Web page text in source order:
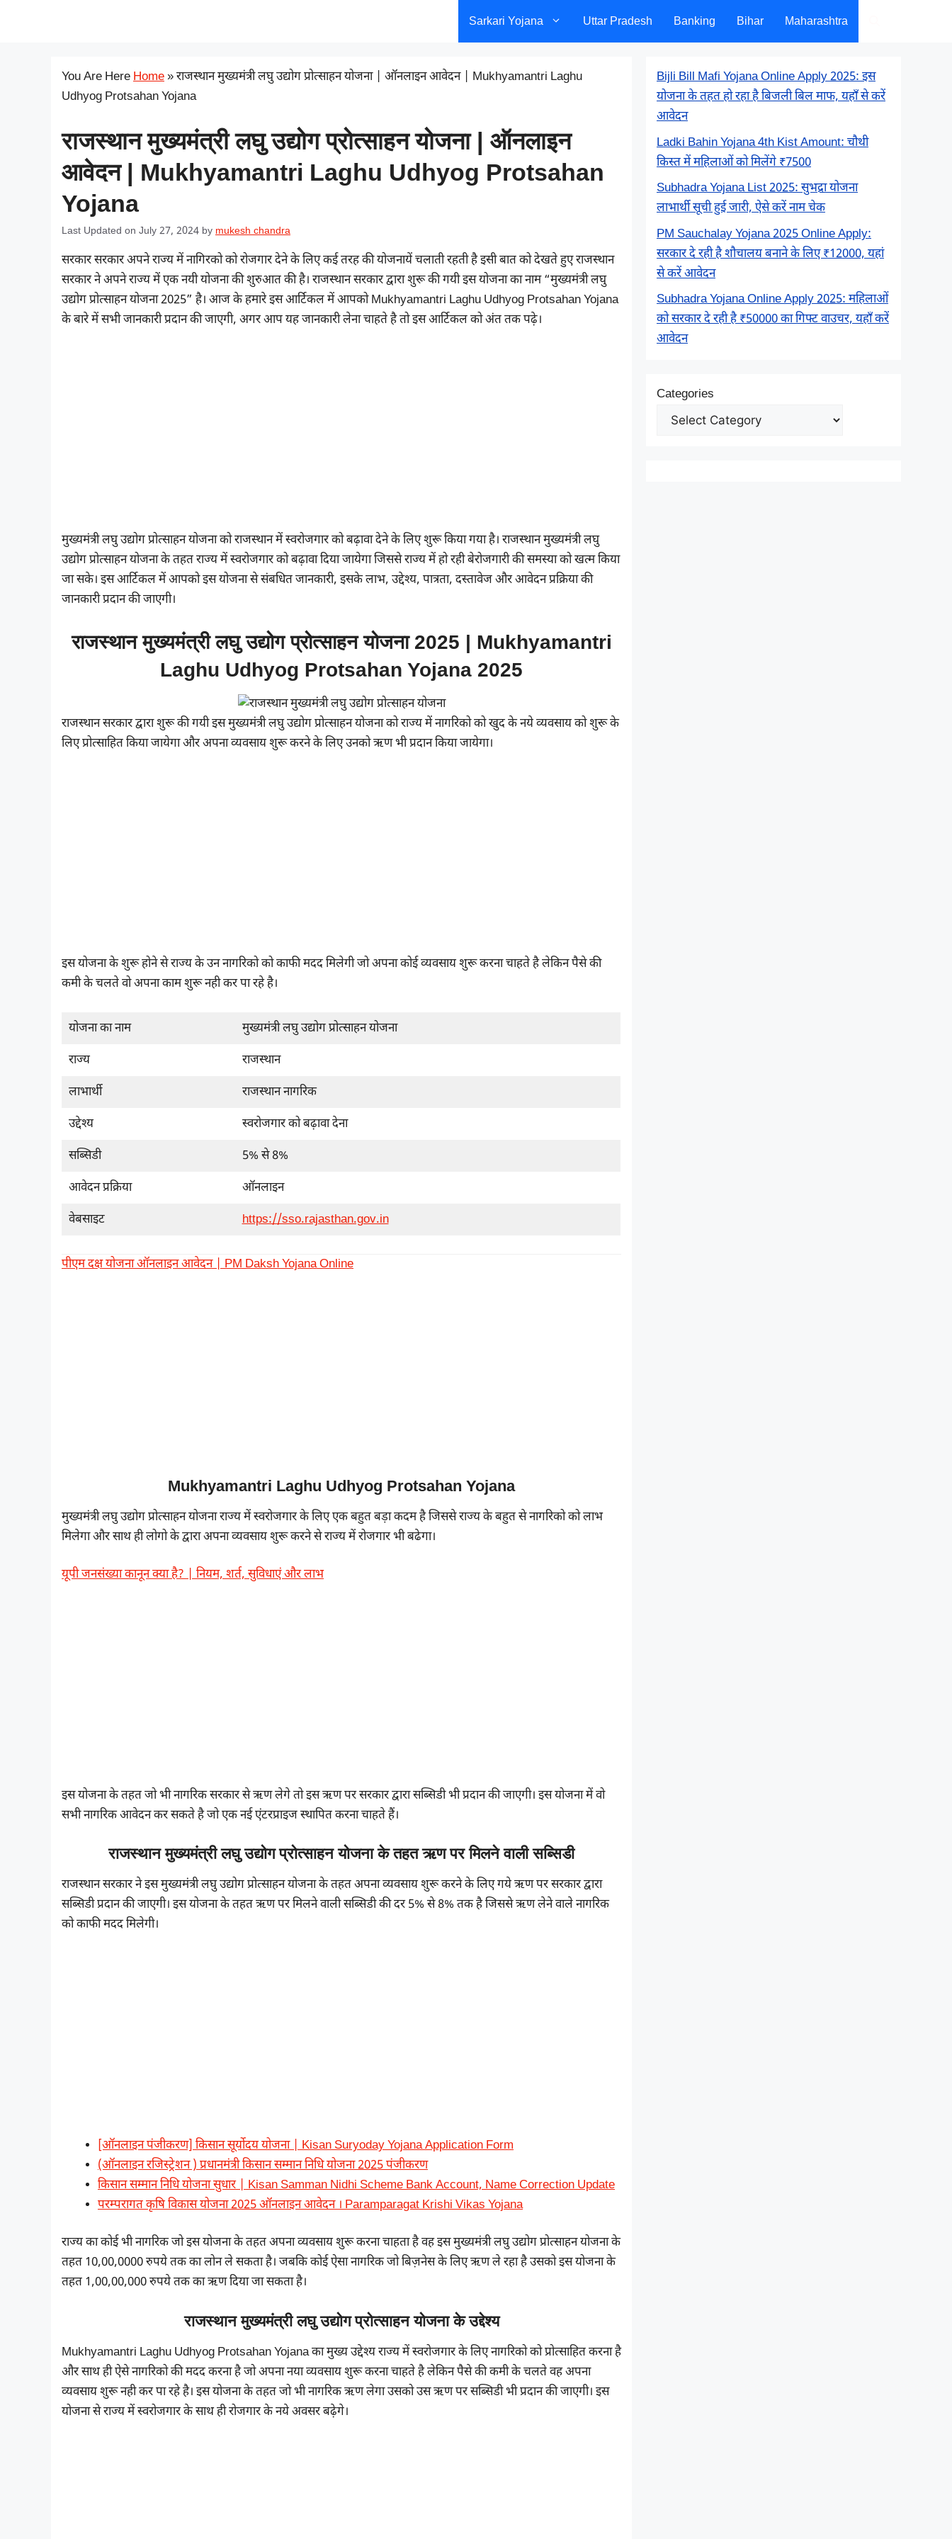
Sarkari Yojana Uttar Pradesh Banking Bihar Maharashtra
You Are HereHome»राजस्थान मुख्यमंत्री लघु उद्योग प्रोत्साहन योजना | ऑनलाइन आवेदन | Mukhyamantri Laghu
Udhyog Protsahan Yojana
राजस्थान मुख्यमंत्री लघु उद्योग प्रोत्साहन योजना | ऑनलाइन
आवेदन | Mukhyamantri Laghu Udhyog Protsahan
Yojana
Last Updated on July 27, 2024 by mukesh chandra
सरकार सरकार अपने राज्य में नागिरको को रोजगार देने के लिए कई तरह की योजनायें चलाती रहती है इसी बात को देखते हुए राजस्थान
सरकार ने अपने राज्य में एक नयी योजना की शुरुआत की है। राजस्थान सरकार द्वारा शुरू की गयी इस योजना का नाम “मुख्यमंत्री लघु
उद्योग प्रोत्साहन योजना 2025” है। आज के हमारे इस आर्टिकल में आपको Mukhyamantri Laghu Udhyog Protsahan Yojana
के बारे में सभी जानकारी प्रदान की जाएगी, अगर आप यह जानकारी लेना चाहते है तो इस आर्टिकल को अंत तक पढ़े।
मुख्यमंत्री लघु उद्योग प्रोत्साहन योजना को राजस्थान में स्वरोजगार को बढ़ावा देने के लिए शुरू किया गया है। राजस्थान मुख्यमंत्री लघु
उद्योग प्रोत्साहन योजना के तहत राज्य में स्वरोजगार को बढ़ावा दिया जायेगा जिससे राज्य में हो रही बेरोजगारी की समस्या को खत्म किया
जा सके। इस आर्टिकल में आपको इस योजना से संबधित जानकारी, इसके लाभ, उद्देश्य, पात्रता, दस्तावेज और आवेदन प्रक्रिया की
जानकारी प्रदान की जाएगी।
राजस्थान मुख्यमंत्री लघु उद्योग प्रोत्साहन योजना 2025 | Mukhyamantri
Laghu Udhyog Protsahan Yojana 2025
राजस्थान सरकार द्वारा शुरू की गयी इस मुख्यमंत्री लघु उद्योग प्रोत्साहन योजना को राज्य में नागरिको को खुद के नये व्यवसाय को शुरू के
लिए प्रोत्साहित किया जायेगा और अपना व्यवसाय शुरू करने के लिए उनको ऋण भी प्रदान किया जायेगा।
इस योजना के शुरू होने से राज्य के उन नागरिको को काफी मदद मिलेगी जो अपना कोई व्यवसाय शुरू करना चाहते है लेकिन पैसे की
कमी के चलते वो अपना काम शुरू नही कर पा रहे है।
योजना का नाम मुख्यमंत्री लघु उद्योग प्रोत्साहन योजना
राज्य राजस्थान
लाभार्थी राजस्थान नागरिक
उद्देश्य स्वरोजगार को बढ़ावा देना
सब्सिडी 5% से 8%
आवेदन प्रक्रिया ऑनलाइन
वेबसाइट https://sso.rajasthan.gov.in
पीएम दक्ष योजना ऑनलाइन आवेदन | PM Daksh Yojana Online
Mukhyamantri Laghu Udhyog Protsahan Yojana
मुख्यमंत्री लघु उद्योग प्रोत्साहन योजना राज्य में स्वरोजगार के लिए एक बहुत बड़ा कदम है जिससे राज्य के बहुत से नागरिको को लाभ
मिलेगा और साथ ही लोगो के द्वारा अपना व्यवसाय शुरू करने से राज्य में रोजगार भी बढेगा।
यूपी जनसंख्या कानून क्या है? | नियम, शर्त, सुविधाएं और लाभ
इस योजना के तहत जो भी नागरिक सरकार से ऋण लेगे तो इस ऋण पर सरकार द्वारा सब्सिडी भी प्रदान की जाएगी। इस योजना में वो
सभी नागरिक आवेदन कर सकते है जो एक नई एंटरप्राइज स्थापित करना चाहते हैं।
राजस्थान मुख्यमंत्री लघु उद्योग प्रोत्साहन योजना के तहत ऋण पर मिलने वाली सब्सिडी
राजस्थान सरकार ने इस मुख्यमंत्री लघु उद्योग प्रोत्साहन योजना के तहत अपना व्यवसाय शुरू करने के लिए गये ऋण पर सरकार द्वारा
सब्सिडी प्रदान की जाएगी। इस योजना के तहत ऋण पर मिलने वाली सब्सिडी की दर 5% से 8% तक है जिससे ऋण लेने वाले नागरिक
को काफी मदद मिलेगी।
[ऑनलाइन पंजीकरण] किसान सूर्योदय योजना | Kisan Suryoday Yojana Application Form
(ऑनलाइन रजिस्ट्रेशन ) प्रधानमंत्री किसान सम्मान निधि योजना 2025 पंजीकरण
किसान सम्मान निधि योजना सुधार | Kisan Samman Nidhi Scheme Bank Account, Name Correction Update
परम्परागत कृषि विकास योजना 2025 ऑनलाइन आवेदन । Paramparagat Krishi Vikas Yojana
राज्य का कोई भी नागरिक जो इस योजना के तहत अपना व्यवसाय शुरू करना चाहता है वह इस मुख्यमंत्री लघु उद्योग प्रोत्साहन योजना के
तहत 10,00,0000 रुपये तक का लोन ले सकता है। जबकि कोई ऐसा नागरिक जो बिज़नेस के लिए ऋण ले रहा है उसको इस योजना के
तहत 1,00,00,000 रुपये तक का ऋण दिया जा सकता है।
राजस्थान मुख्यमंत्री लघु उद्योग प्रोत्साहन योजना के उद्देश्य
Mukhyamantri Laghu Udhyog Protsahan Yojana का मुख्य उद्देश्य राज्य में स्वरोजगार के लिए नागरिको को प्रोत्साहित करना है
और साथ ही ऐसे नागरिको की मदद करना है जो अपना नया व्यवसाय शुरू करना चाहते है लेकिन पैसे की कमी के चलते वह अपना
व्यवसाय शुरू नही कर पा रहे है। इस योजना के तहत जो भी नागरिक ऋण लेगा उसको उस ऋण पर सब्सिडी भी प्रदान की जाएगी। इस
योजना से राज्य में स्वरोजगार के साथ ही रोजगार के नये अवसर बढ़ेगे।
Bijli Bill Mafi Yojana Online Apply 2025: इस
योजना के तहत हो रहा है बिजली बिल माफ, यहाँ से करें
आवेदन
Ladki Bahin Yojana 4th Kist Amount: चौथी
किस्त में महिलाओं को मिलेंगे ₹7500
Subhadra Yojana List 2025: सुभद्रा योजना
लाभार्थी सूची हुई जारी, ऐसे करें नाम चेक
PM Sauchalay Yojana 2025 Online Apply:
सरकार दे रही है शौचालय बनाने के लिए ₹12000, यहां
से करें आवेदन
Subhadra Yojana Online Apply 2025: महिलाओं
को सरकार दे रही है ₹50000 का गिफ्ट वाउचर, यहाँ करें
आवेदन
Categories